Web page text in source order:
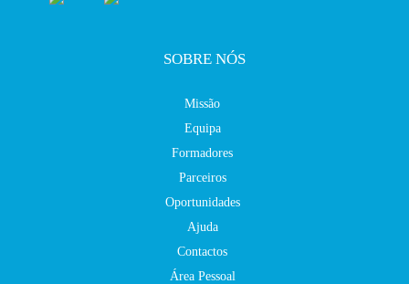
SOBRE NÓS
Missão
Equipa
Formadores
Parceiros
Oportunidades
Ajuda
Contactos
Área Pessoal